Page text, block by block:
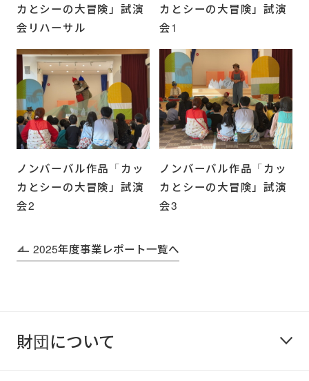
カとシーの大冒険」試演
会リハーサル
カとシーの大冒険」試演
会1
ノンバーバル作品「カッ
カとシーの大冒険」試演
会2
ノンバーバル作品「カッ
カとシーの大冒険」試演
会3
2025年度事業レポート一覧へ
財団について